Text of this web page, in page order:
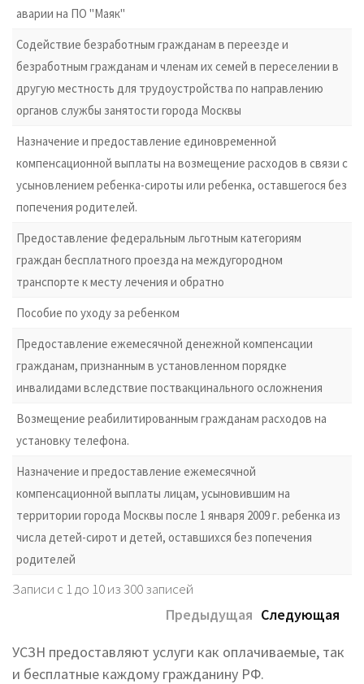
аварии на ПО "Маяк"
Содействие безработным гражданам в переезде и
безработным гражданам и членам их семей в переселении в
другую местность для трудоустройства по направлению
органов службы занятости города Москвы
Назначение и предоставление единовременной
компенсационной выплаты на возмещение расходов в связи с
усыновлением ребенка-сироты или ребенка, оставшегося без
попечения родителей.
Предоставление федеральным льготным категориям
граждан бесплатного проезда на междугородном
транспорте к месту лечения и обратно
Пособие по уходу за ребенком
Предоставление ежемесячной денежной компенсации
гражданам, признанным в установленном порядке
инвалидами вследствие поствакцинального осложнения
Возмещение реабилитированным гражданам расходов на
установку телефона.
Назначение и предоставление ежемесячной
компенсационной выплаты лицам, усыновившим на
территории города Москвы после 1 января 2009 г. ребенка из
числа детей-сирот и детей, оставшихся без попечения
родителей
Записи с 1 до 10 из 300 записей
Предыдущая Следующая
УСЗН предоставляют услуги как оплачиваемые, так
и бесплатные каждому гражданину РФ.